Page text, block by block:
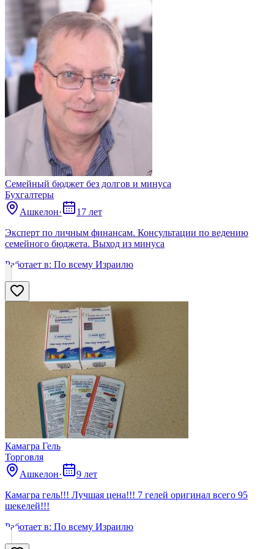
Семейный бюджет без долгов и минуса
Бухгалтеры
Ашкелон·
17 лет
Эксперт по личным финансам. Консультации по ведению
семейного бюджета. Выход из минуса
Работает в: По всему Израилю
Камагра Гель
Торговля
Ашкелон·
9 лет
Камагра гель!!! Лучшая цена!!! 7 гелей оригинал всего 95
шекелей!!!
Работает в: По всему Израилю